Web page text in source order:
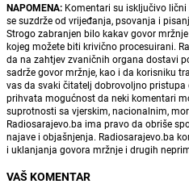
NAPOMENA: Komentari su isključivo
se suzdrže od vrijeđanja, psovanja i
Strogo zabranjen bilo kakav govor
kojeg možete biti krivično procesuirani.
da na zahtjev zvaničnih organa dostavi
sadrže govor mržnje, kao i da korisniku
vas da svaki čitatelj dobrovoljno
prihvata mogućnost da neki komentari
suprotnosti sa vjerskim, nacionalnim,
Radiosarajevo.ba ima pravo da obriše
najave i objašnjenja. Radiosarajevo.ba
i uklanjanja govora mržnje i drugih
VAŠ KOMENTAR